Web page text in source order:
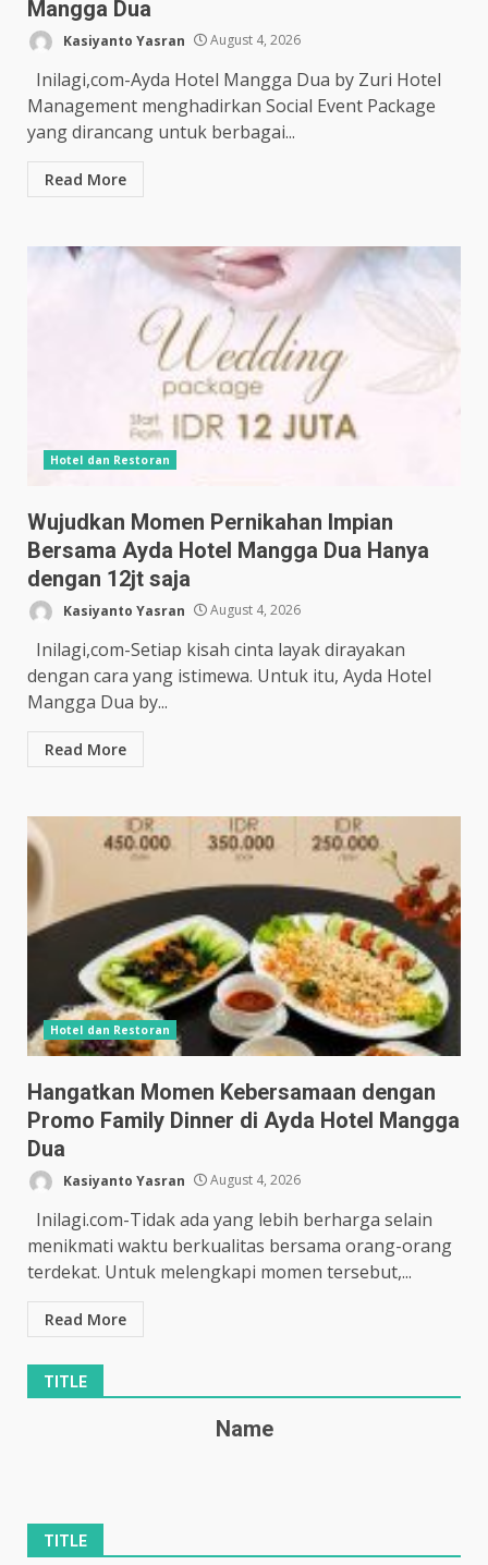
Mangga Dua
Kasiyanto Yasran August 4, 2026
Inilagi,com-Ayda Hotel Mangga Dua by Zuri Hotel
Management menghadirkan Social Event Package
yang dirancang untuk berbagai...
Read More
Hotel dan Restoran
Wujudkan Momen Pernikahan Impian
Bersama Ayda Hotel Mangga Dua Hanya
dengan 12jt saja
Kasiyanto Yasran August 4, 2026
Inilagi,com-Setiap kisah cinta layak dirayakan
dengan cara yang istimewa. Untuk itu, Ayda Hotel
Mangga Dua by...
Read More
Hotel dan Restoran
Hangatkan Momen Kebersamaan dengan
Promo Family Dinner di Ayda Hotel Mangga
Dua
Kasiyanto Yasran August 4, 2026
Inilagi.com-Tidak ada yang lebih berharga selain
menikmati waktu berkualitas bersama orang-orang
terdekat. Untuk melengkapi momen tersebut,...
Read More
TITLE
Name
TITLE